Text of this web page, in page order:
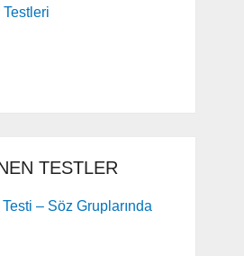
TESTLER
Testi – Söz Gruplarında